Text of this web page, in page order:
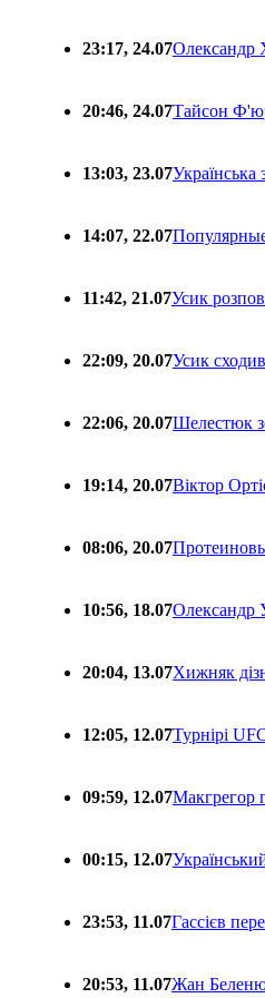
23:17, 24.07Олександр
20:46, 24.07Тайсон
13:03, 23.07Українська
14:07, 22.07
11:42, 21.07Усик
22:09, 20.07Усик
22:06, 20.07Шелестюк
19:14, 20.07Віктор
08:06, 20.07
10:56, 18.07Олександр
20:04, 13.07Хижняк
12:05, 12.07Турнірі
09:59, 12.07Макгрегор
00:15, 12.07
23:53, 11.07Гассієв
20:53, 11.07Жан